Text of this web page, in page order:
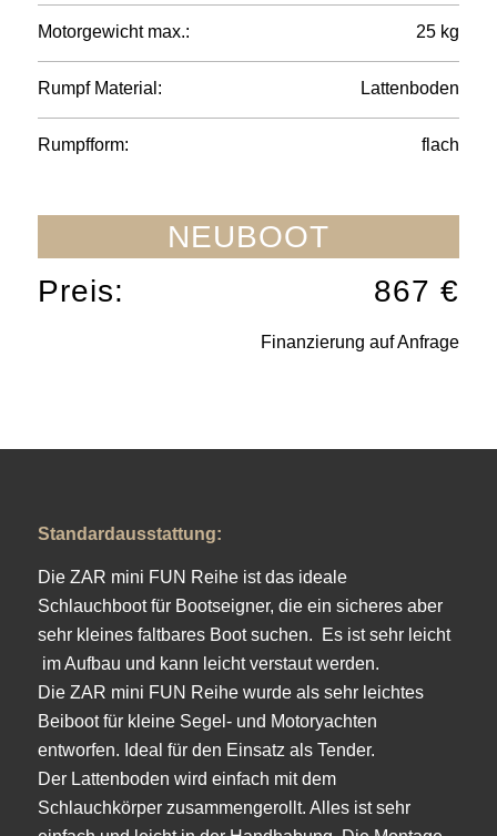
Motorgewicht max.: 25 kg
Rumpf Material: Lattenboden
Rumpfform: flach
NEUBOOT
Preis:
867 €
Finanzierung auf Anfrage
Standardausstattung:
Die ZAR mini FUN Reihe ist das ideale
Schlauchboot für Bootseigner, die ein sicheres aber
sehr kleines faltbares Boot suchen. Es ist sehr leicht
im Aufbau und kann leicht verstaut werden.
Die ZAR mini FUN Reihe wurde als sehr leichtes
Beiboot für kleine Segel- und Motoryachten
entworfen. Ideal für den Einsatz als Tender.
Der Lattenboden wird einfach mit dem
Schlauchkörper zusammengerollt. Alles ist sehr